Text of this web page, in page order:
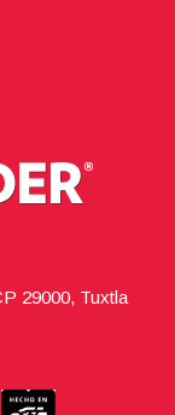
29000, Tuxtla